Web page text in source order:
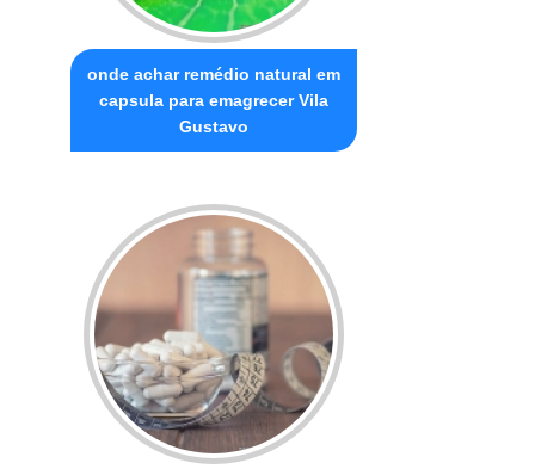
onde achar remédio natural em
capsula para emagrecer Vila
Gustavo